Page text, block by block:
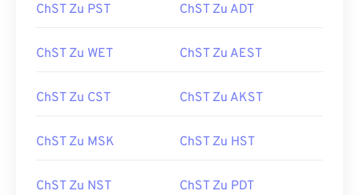
ChST Zu PST ChST Zu ADT
ChST Zu WET ChST Zu AEST
ChST Zu CST ChST Zu AKST
ChST Zu MSK ChST Zu HST
ChST Zu NST ChST Zu PDT